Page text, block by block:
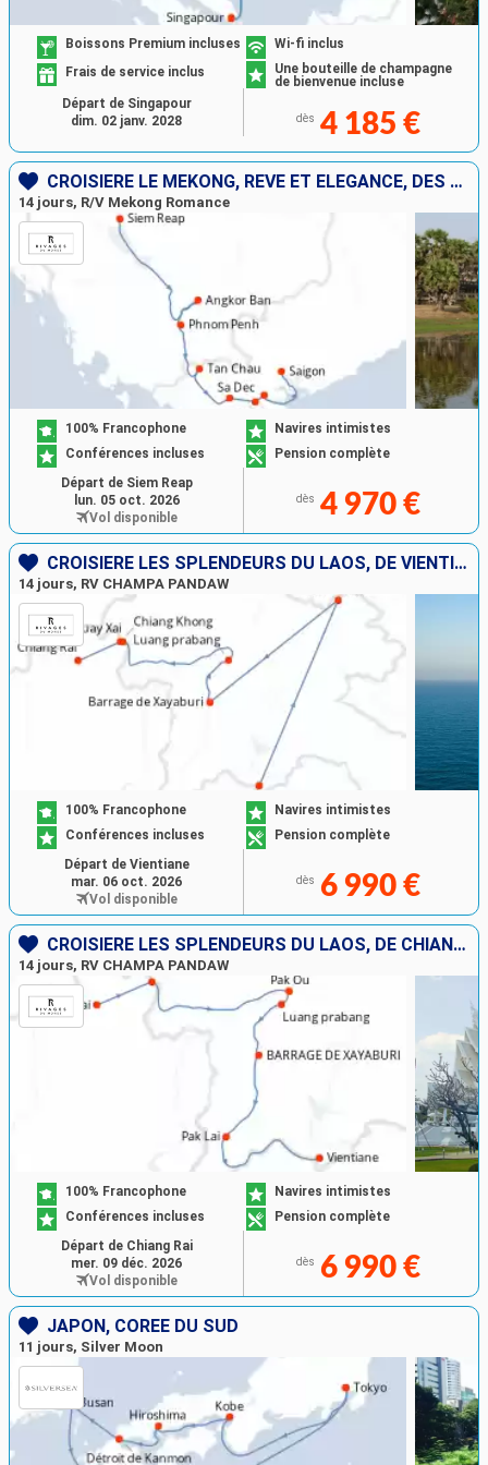
Boissons Premium incluses
Wi-fi inclus
Frais de service inclus
Une bouteille de champagne
de bienvenue incluse
dès 4 185 €
Départ de Singapour
dim. 02 janv. 2028
CROISIÈRE LE MÉKONG, RÊVE ET ÉLÉGANCE, DES TEMPLES D’ANGKOR À SAÏGON
14 jours, R/V Mekong Romance
100% Francophone
Navires intimistes
Conférences incluses
Pension complète
dès 4 970 €
Départ de Siem Reap
lun. 05 oct. 2026
Vol disponible
CROISIÈRE LES SPLENDEURS DU LAOS, DE VIENTIANE À CHIANG RAI
14 jours, RV CHAMPA PANDAW
100% Francophone
Navires intimistes
Conférences incluses
Pension complète
dès 6 990 €
Départ de Vientiane
mar. 06 oct. 2026
Vol disponible
CROISIÈRE LES SPLENDEURS DU LAOS, DE CHIANG RAI À VIENTIANE
14 jours, RV CHAMPA PANDAW
100% Francophone
Navires intimistes
Conférences incluses
Pension complète
dès 6 990 €
Départ de Chiang Rai
mer. 09 déc. 2026
Vol disponible
JAPON, CORÉE DU SUD
11 jours, Silver Moon